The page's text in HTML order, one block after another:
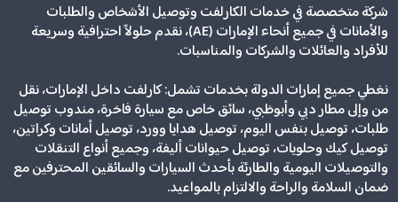
شركة متخصصة في خدمات الكارلفت وتوصيل الأشخاص والطلبات
والأمانات في جميع أنحاء الإمارات (AE)، نقدم حلولاً احترافية وسريعة
للأفراد والعائلات والشركات والمناسبات.
نغطي جميع إمارات الدولة بخدمات تشمل: كارلفت داخل الإمارات، نقل
من وإلى مطار دبي وأبوظبي، سائق خاص مع سيارة فاخرة، مندوب توصيل
طلبات، توصيل بنفس اليوم، توصيل هدايا وورد، توصيل أمانات وكراتين،
توصيل كيك وحلويات، توصيل حيوانات أليفة، وجميع أنواع التنقلات
والتوصيلات اليومية والطارئة بأحدث السيارات والسائقين المحترفين مع
ضمان السلامة والراحة والالتزام بالمواعيد.